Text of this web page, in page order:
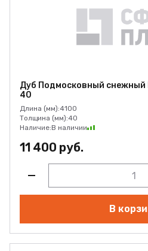
Дуб Подмосковный снежный
40
Длина (мм):4100
Толщина (мм):40
Наличие:В наличии
11 400 руб.
В